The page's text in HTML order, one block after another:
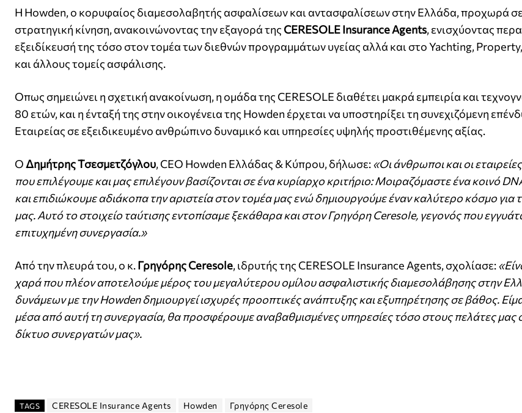
H Howden, ο κορυφαίος διαμεσολαβητής ασφαλίσεων και αντασφαλίσεων στην Ελλάδα, προχωρά
στρατηγική κίνηση, ανακοινώνοντας την εξαγορά της CERESOLE Insurance Agents, ενισχύοντας
εξειδίκευσή της τόσο στον τομέα των διεθνών προγραμμάτων υγείας αλλά και στο Yachting,
και άλλους τομείς ασφάλισης.
Οπως σημειώνει η σχετική ανακοίνωση, η ομάδα της CERESOLE διαθέτει μακρά εμπειρία και
80 ετών, και η ένταξή της στην οικογένεια της Howden έρχεται να υποστηρίξει τη συνεχιζόμενη
Εταιρείας σε εξειδικευμένο ανθρώπινο δυναμικό και υπηρεσίες υψηλής προστιθέμενης αξίας.
Ο Δημήτρης Τσεσμετζόγλου, CEO Howden Ελλάδας & Κύπρου, δήλωσε:«Οι άνθρωποι και οι εταιρείες
που επιλέγουμε και μας επιλέγουν βασίζονται σε ένα κυρίαρχο κριτήριο: Μοιραζόμαστε ένα κοινό
και επιδιώκουμε αδιάκοπα την αριστεία στον τομέα μας ενώ δημιουργούμε έναν καλύτερο κόσμο
μας. Αυτό το στοιχείο ταύτισης εντοπίσαμε ξεκάθαρα και στον Γρηγόρη Ceresole, γεγονός που
επιτυχημένη συνεργασία.»
Από την πλευρά του, ο κ.Γρηγόρης Ceresole, ιδρυτής της CERESOLE Insurance Agents, σχολίασε:
χαρά που πλέον αποτελούμε μέρος του μεγαλύτερου ομίλου ασφαλιστικής διαμεσολάβησης στην
δυνάμεων με την Howden δημιουργεί ισχυρές προοπτικές ανάπτυξης και εξυπηρέτησης σε βάθος.
μέσα από αυτή τη συνεργασία, θα προσφέρουμε αναβαθμισμένες υπηρεσίες τόσο στους πελάτες μας
δίκτυο συνεργατών μας».
TAGS CERESOLE Insurance Agents Howden Γρηγόρης Ceresole